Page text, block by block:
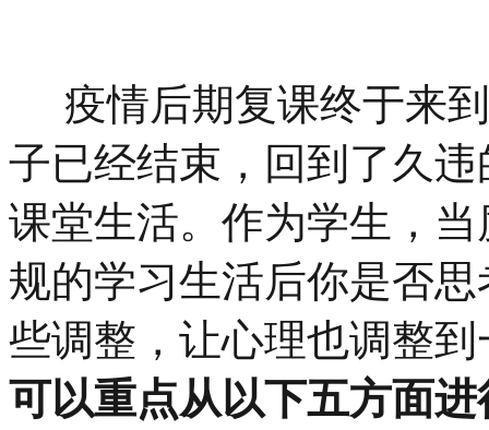
疫情后期复课终于来
子已经结束，回到了久
课堂生活。作为学生，
规的学习生活后你是否
些调整，让心理也调整
可以重点从以下五方面进